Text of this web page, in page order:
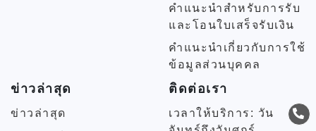
คำแนะนำสำหรับการรับ
และโอนใบเสร็จรับเงิน
คำแนะนำเกี่ยวกับการใช้
ข้อมูลส่วนบุคคล
ข่าวล่าสุด
ข่าวล่าสุด
ติดต่อเรา
เวลาให้บริการ: วัน